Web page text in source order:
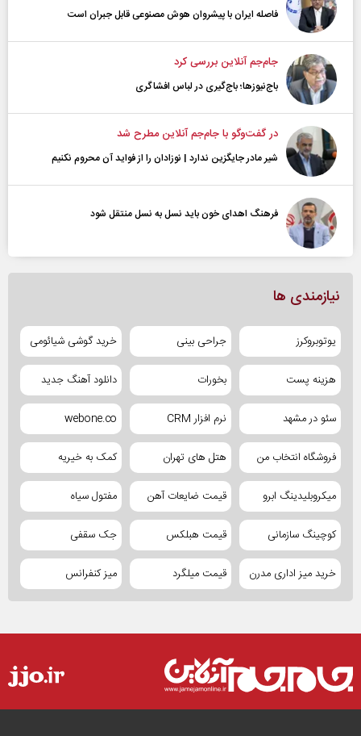
فاصله ایران با پیشرو‌ان هوش مصنوعی قابل جبران است
جام‌جم آنلاین بررسی کرد
باج‌نیوزها؛ باج‌گیری در لباس افشاگری
در گفت‌و‌گو با جام‌جم آنلاین مطرح شد
شیر مادر جایگزین ندارد | نوزادان را از فواید آن محروم نکنیم
فرهنگ اهدای خون باید نسل به نسل منتقل شود
نیازمندی ها
یوتوبروکرز جراحی بینی خرید گوشی شیائومی
هزینه پست بخورات دانلود آهنگ جدید
سئو در مشهد نرم افزار CRM webone.co
فروشگاه انتخاب من هتل های تهران کمک به خیریه
میکروبلیدینگ ابرو قیمت ضایعات آهن مفتول سیاه
کوچینگ سازمانی قیمت هبلکس جک سقفی
خرید میز اداری مدرن قیمت میلگرد میز کنفرانس